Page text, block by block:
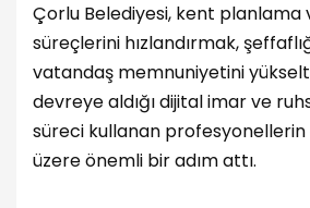
Çorlu Belediyesi, kent planlama
süreçlerini hızlandırmak,
vatandaş memnuniyetini
devreye aldığı dijital imar ve
süreci kullanan
üzere önemli bir adım attı.